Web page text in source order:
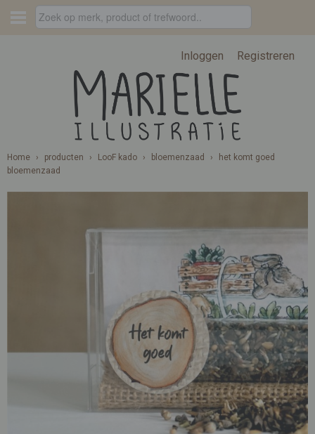
Inloggen Registreren
Home › producten › LooF kado › bloemenzaad ›
het komt goed
bloemenzaad